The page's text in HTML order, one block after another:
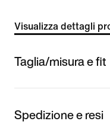
Visualizza dettagli
Taglia/misura e fit
Spedizione e resi